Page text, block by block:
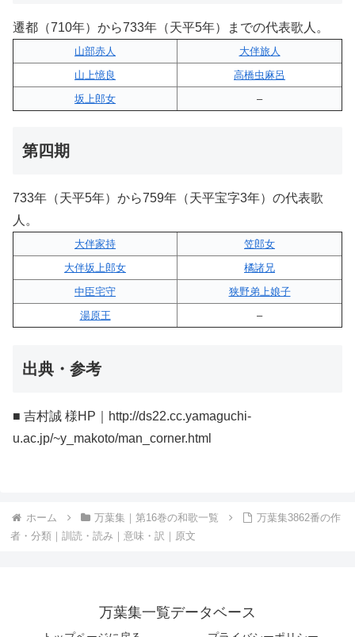
遷都（710年）から733年（天平5年）までの代表歌人。
山部赤人
大伴旅人
山上憶良
高橋虫麻呂
坂上郎女
–
第四期
733年（天平5年）から759年（天平宝字3年）の代表歌
人。
大伴家持
笠郎女
大伴坂上郎女
橘諸兄
中臣宅守
狭野弟上娘子
湯原王
–
出典・参考
■ 吉村誠 様HP｜http://ds22.cc.yamaguchi-
u.ac.jp/~y_makoto/man_corner.html
ホーム 万葉集｜第16巻の和歌一覧
万葉集3862番の作
者・分類｜訓読・読み｜意味・訳｜原文
万葉集一覧データベース